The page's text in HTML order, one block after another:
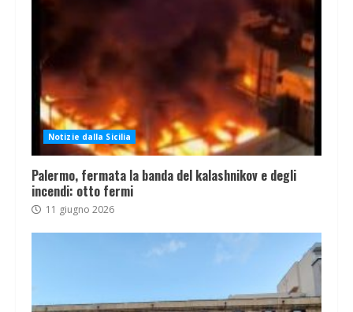
Notizie dalla Sicilia
Palermo, fermata la banda del kalashnikov e degli
incendi: otto fermi
11 giugno 2026